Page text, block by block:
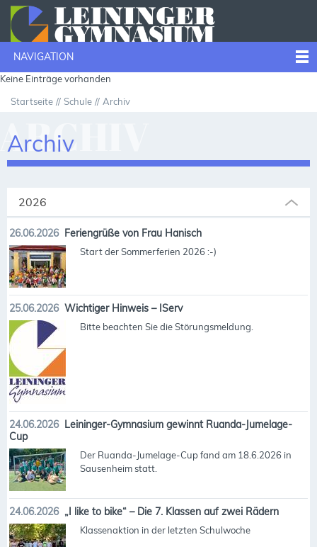
NAVIGATION
Keine Einträge vorhanden
Startseite Schule Archiv
Archiv
2026
26.06.2026 Feriengrüße von Frau Hanisch
Start der Sommerferien 2026 :-)
25.06.2026 Wichtiger Hinweis – IServ
Bitte beachten Sie die Störungsmeldung.
24.06.2026 Leininger-Gymnasium gewinnt Ruanda-Jumelage-
Cup
Der Ruanda-Jumelage-Cup fand am 18.6.2026 in
Sausenheim statt.
24.06.2026 „I like to bike“ – Die 7. Klassen auf zwei Rädern
Klassenaktion in der letzten Schulwoche